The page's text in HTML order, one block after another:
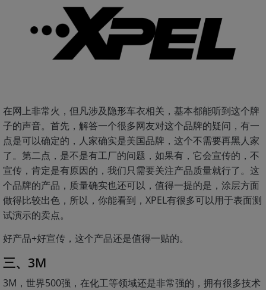
在网上非常火，但凡涉及隐形车衣相关，基本都能听到这个牌
子的声音。首先，解答一个很多网友对这个品牌的疑问，有一
点是可以确定的，人家确实是美国品牌，这个不需要再黑人家
了。第二点，是不是有工厂的问题，如果有，它会宣传的，不
宣传，肯定是有原因的，我们只需要关注产品质量就行了。这
个品牌的产品，质量确实也还可以，值得一提的是，涂层方面
做得比较出色，所以，你能看到，XPEL有很多可以用于表面测
试演示的卖点。
好产品+好宣传，这个产品还是值得一贴的。
三、3M
3M，世界500强，在化工等领域还是非常强的，拥有很多技术